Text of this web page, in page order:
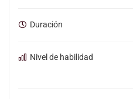
Duración
Nivel de habilidad